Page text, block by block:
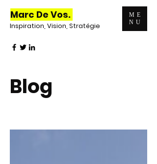
ME
NU
Marc De Vos.
Inspiration, Vision, Stratégie
Blog